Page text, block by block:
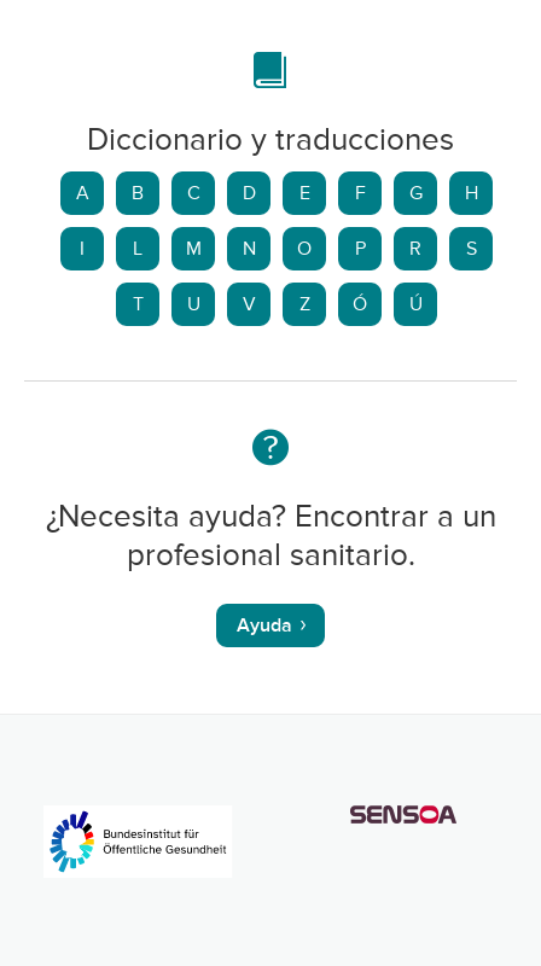
Diccionario y traducciones
A B C D E F G H
L M N O P R S
T U V Z Ó Ú
¿Necesita ayuda? Encontrar a un
profesional sanitario.
Ayuda